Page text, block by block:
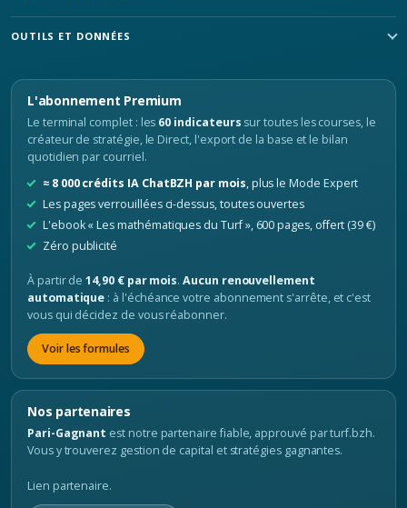
OUTILS ET DONNÉES
L'abonnement Premium
Le terminal complet : les 60 indicateurs sur toutes les courses, le
créateur de stratégie, le Direct, l'export de la base et le bilan
quotidien par courriel.
≈ 8 000 crédits IA ChatBZH par mois, plus le Mode Expert
Les pages verrouillées ci-dessus, toutes ouvertes
L'ebook « Les mathématiques du Turf », 600 pages, offert (39 €)
Zéro publicité
À partir de14,90 € par mois.Aucun renouvellement
automatique : à l'échéance votre abonnement s'arrête, et c'est
vous qui décidez de vous réabonner.
Voir les formules
Nos partenaires
Pari-Gagnant est notre partenaire fiable, approuvé par turf.bzh.
Vous y trouverez gestion de capital et stratégies gagnantes.
Lien partenaire.